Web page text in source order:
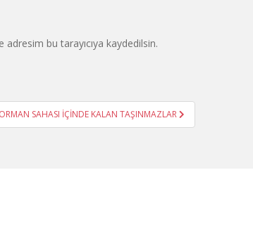
bu tarayıcıya kaydedilsin.
SAHASI İÇİNDE KALAN TAŞINMAZLAR